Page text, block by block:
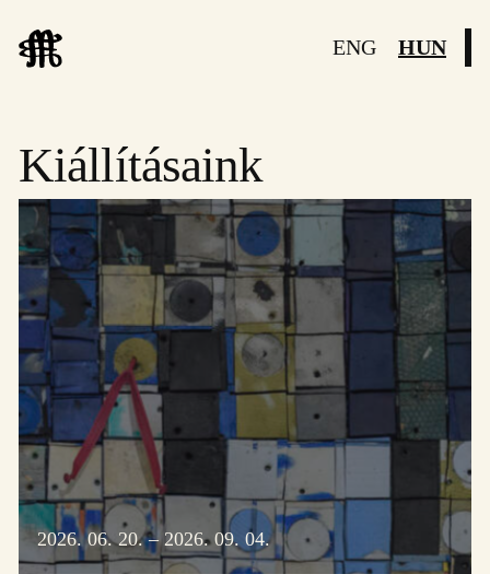
ENG HUN
Kiállításaink
2026. 06. 20. – 2026. 09. 04.